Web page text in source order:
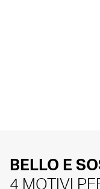
BELLO E
4 MOTIVI